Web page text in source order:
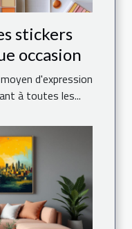
stickers
occasion
d'expression
à toutes les...